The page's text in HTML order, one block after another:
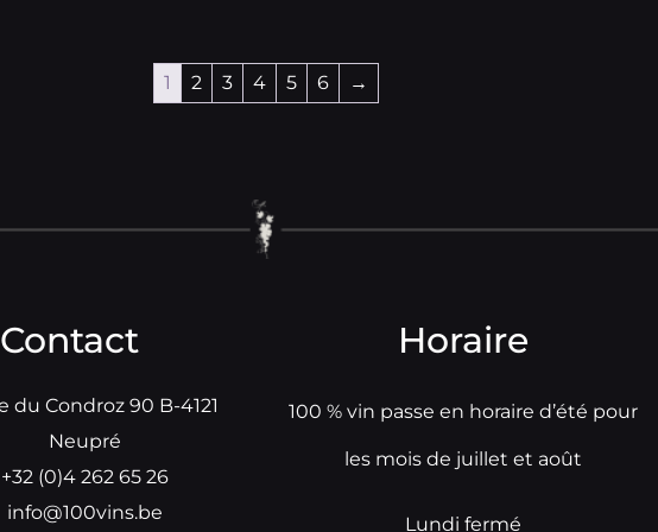
1 2 3 4 5 6 →
Contact
du Condroz 90 B-4121
Neupré
+32 (0)4 262 65 26
info@100vins.be
Horaire
100 % vin passe en horaire d’été pour
les mois de juillet et août
Lundi fermé